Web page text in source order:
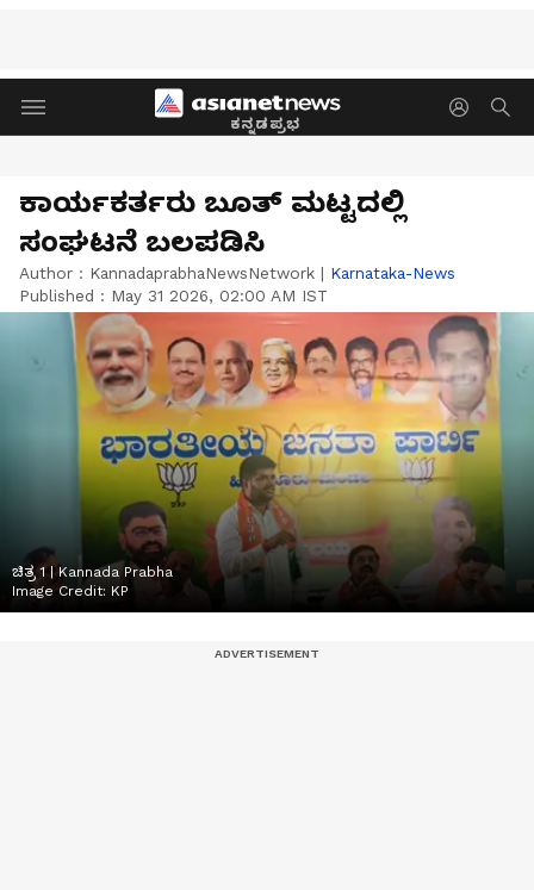
ಕನ್ನಡಪ್ರಭ
ಕಾರ್ಯಕರ್ತರು ಬೂತ್ ಮಟ್ಟದಲ್ಲಿ
ಸಂಘಟನೆ ಬಲಪಡಿಸಿ
Author : KannadaprabhaNewsNetwork | Karnataka-News
Published : May 31 2026, 02:00 AM IST
ಚಿತ್ರ 1 | Kannada Prabha
Image Credit: KP